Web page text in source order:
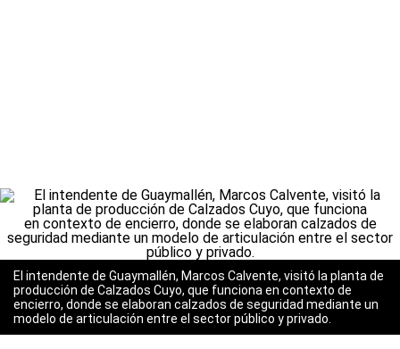
El intendente de Guaymallén, Marcos Calvente, visitó la planta de
producción de Calzados Cuyo, que funciona en contexto de
encierro, donde se elaboran calzados de seguridad mediante un
modelo de articulación entre el sector público y privado.